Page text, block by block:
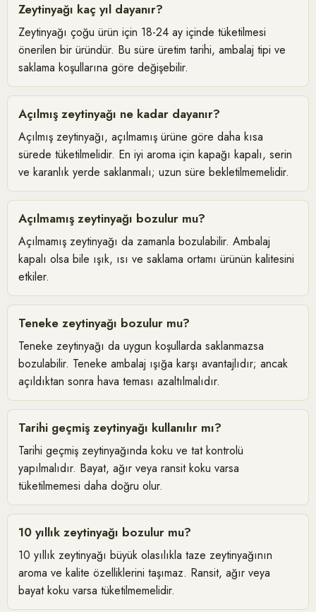
Zeytinyağı kaç yıl dayanır?
Zeytinyağı çoğu ürün için 18-24 ay içinde tüketilmesi
önerilen bir üründür. Bu süre üretim tarihi, ambalaj tipi ve
saklama koşullarına göre değişebilir.
Açılmış zeytinyağı ne kadar dayanır?
Açılmış zeytinyağı, açılmamış ürüne göre daha kısa
sürede tüketilmelidir. En iyi aroma için kapağı kapalı, serin
ve karanlık yerde saklanmalı; uzun süre bekletilmemelidir.
Açılmamış zeytinyağı bozulur mu?
Açılmamış zeytinyağı da zamanla bozulabilir. Ambalaj
kapalı olsa bile ışık, ısı ve saklama ortamı ürünün kalitesini
etkiler.
Teneke zeytinyağı bozulur mu?
Teneke zeytinyağı da uygun koşullarda saklanmazsa
bozulabilir. Teneke ambalaj ışığa karşı avantajlıdır; ancak
açıldıktan sonra hava teması azaltılmalıdır.
Tarihi geçmiş zeytinyağı kullanılır mı?
Tarihi geçmiş zeytinyağında koku ve tat kontrolü
yapılmalıdır. Bayat, ağır veya ransit koku varsa
tüketilmemesi daha doğru olur.
10 yıllık zeytinyağı bozulur mu?
10 yıllık zeytinyağı büyük olasılıkla taze zeytinyağının
aroma ve kalite özelliklerini taşımaz. Ransit, ağır veya
bayat koku varsa tüketilmemelidir.